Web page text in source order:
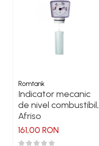
Romtank
Indicator mecanic
de nivel combustibil,
Afriso
161,00 RON